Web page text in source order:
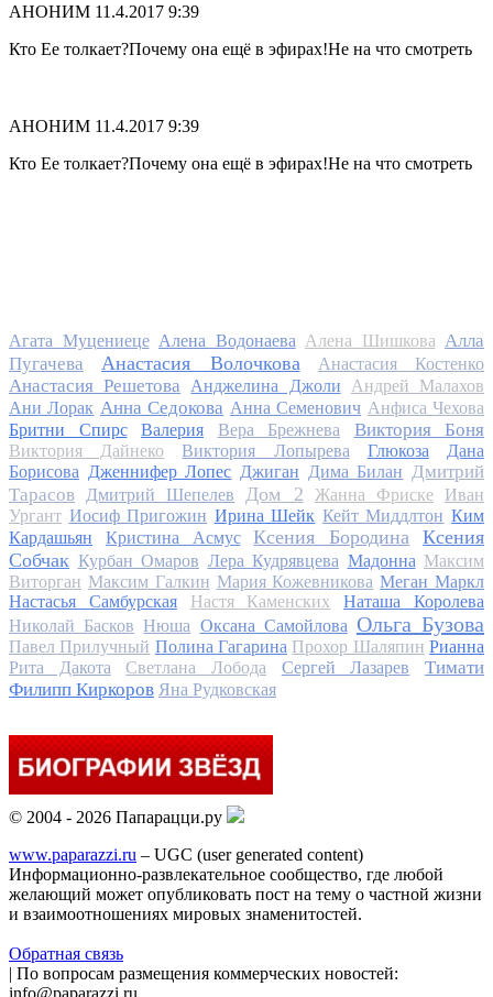
АНОНИМ 11.4.2017 9:39
Кто Ее толкает?Почему она ещё в эфирах!Не на что смотреть
АНОНИМ 11.4.2017 9:39
Кто Ее толкает?Почему она ещё в эфирах!Не на что смотреть
Агата Муцениеце Алена Водонаева Алена Шишкова Алла
Пугачева
Анастасия Волочкова Анастасия Костенко
Анастасия Решетова Анджелина Джоли
Андрей Малахов
Ани Лорак Анна Седокова Анна Семенович Анфиса Чехова
Бритни Спирс
Валерия Вера Брежнева Виктория Боня
Виктория Дайнеко Виктория Лопырева Глюкоза
Дана
Борисова Дженнифер Лопес Джиган Дима Билан Дмитрий
Тарасов
Дмитрий Шепелев Дом 2 Жанна Фриске
Иван
Ургант Иосиф Пригожин Ирина Шейк Кейт Миддлтон Ким
Кардашьян
Кристина Асмус Ксения Бородина
Ксения
Собчак Курбан Омаров Лера Кудрявцева Мадонна Максим
Виторган Максим Галкин Мария Кожевникова Меган Маркл
Настасья Самбурская
Настя Каменских
Наташа Королева
Николай Басков Нюша Оксана Самойлова Ольга Бузова
Павел Прилучный Полина Гагарина Прохор Шаляпин Рианна
Рита Дакота
Светлана Лобода Сергей Лазарев
Тимати
Филипп Киркоров Яна Рудковская
© 2004 - 2026 Папарацци.ру
www.paparazzi.ru – UGC (user generated content)
Информационно-развлекательное сообщество, где любой
желающий может опубликовать пост на тему о частной жизни
и взаимоотношениях мировых знаменитостей.
Обратная связь
| По вопросам размещения коммерческих новостей:
info@paparazzi.ru